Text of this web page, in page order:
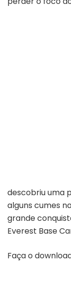
descobriu uma
alguns cumes
grande
Everest Base
Faça o